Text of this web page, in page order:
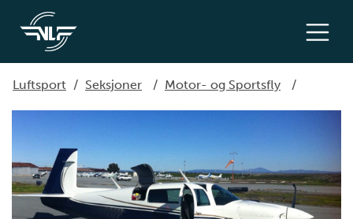
Luftsport / Seksjoner / Motor- og Sportsfly /